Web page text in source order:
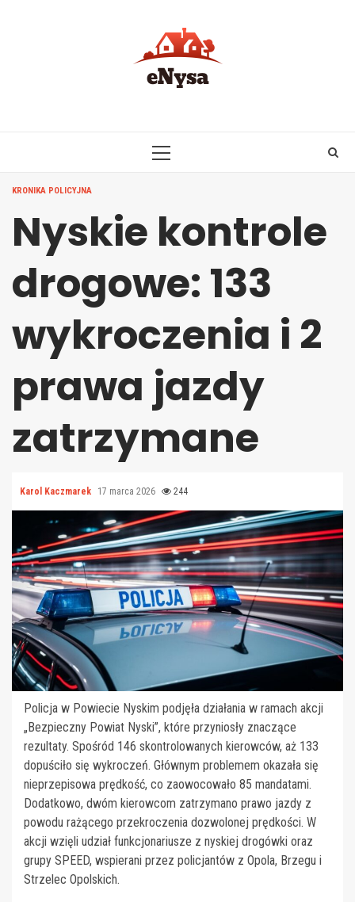
PRIMARY
KRONIKA POLICYJNA
Nyskie kontrole
drogowe: 133
wykroczenia i 2
prawa jazdy
zatrzymane
Karol Kaczmarek 17 marca 2026 244
Policja w Powiecie Nyskim podjęła działania w ramach akcji
„Bezpieczny Powiat Nyski”, które przyniosły znaczące
rezultaty. Spośród 146 skontrolowanych kierowców, aż 133
dopuściło się wykroczeń. Głównym problemem okazała się
nieprzepisowa prędkość, co zaowocowało 85 mandatami.
Dodatkowo, dwóm kierowcom zatrzymano prawo jazdy z
powodu rażącego przekroczenia dozwolonej prędkości. W
akcji wzięli udział funkcjonariusze z nyskiej drogówki oraz
grupy SPEED, wspierani przez policjantów z Opola, Brzegu i
Strzelec Opolskich.